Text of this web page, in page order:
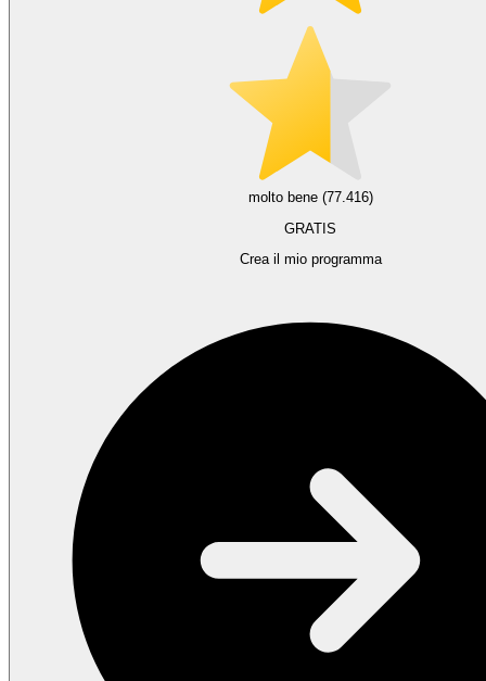
molto bene (77.416)
GRATIS
Crea il mio programma